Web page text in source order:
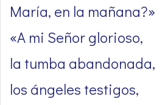
María, en la mañana?»
«A mi Señor glorioso,
la tumba abandonada,
los ángeles testigos,